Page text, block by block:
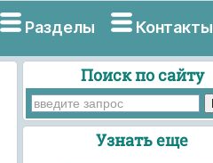
Разделы Контакты
Поиск по сайту
Узнать еще